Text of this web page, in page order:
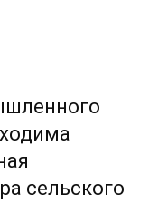
сельского